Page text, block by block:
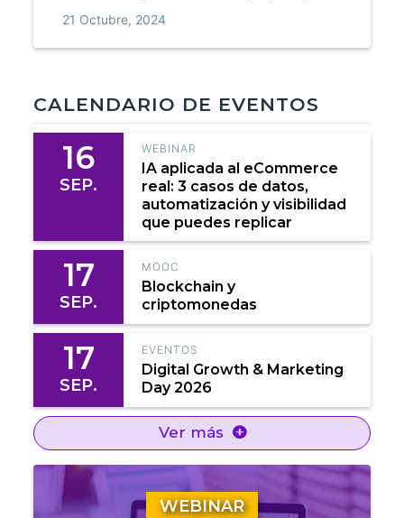
21 Octubre, 2024
CALENDARIO DE EVENTOS
16
SEP.
WEBINAR
IA aplicada al eCommerce
real: 3 casos de datos,
automatización y visibilidad
que puedes replicar
17
SEP.
MOOC
Blockchain y
criptomonedas
17
SEP.
EVENTOS
Digital Growth & Marketing
Day 2026
Ver más
WEBINAR